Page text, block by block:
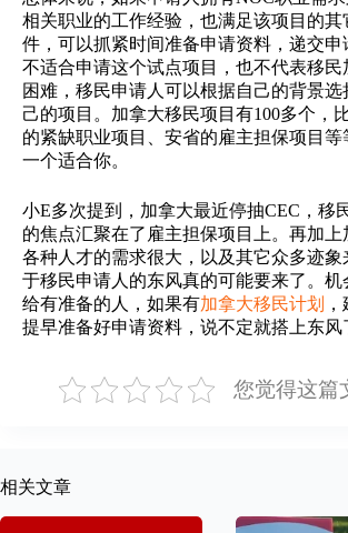
相关职业的工作经验，也满足该项目的其
件，可以抓紧时间准备申请资料，递交申
不适合申请这个试点项目，也不代表移民
困难，移民申请人可以根据自己的背景选
己的项目。加拿大移民项目有100多个，
的紧缺职业项目、安省的雇主担保项目等
一个适合你。
小E多次提到，加拿大最近停抽CEC，移
的焦点汇聚在了雇主担保项目上。再加上
各种人才的需求很大，以及其它众多迹象
于移民申请人的东风真的可能要来了。机
给有准备的人，如果有加拿大移民计划
提早准备好申请资料，说不定就搭上东风
您觉得这篇
相关文章